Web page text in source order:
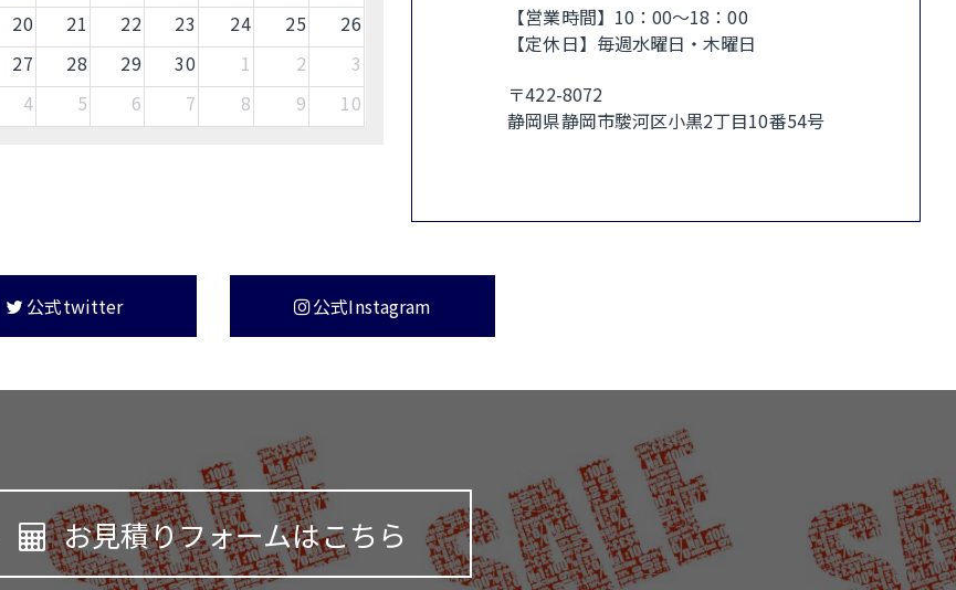
20
21 22 23 24 25
26
27
28 29 30 1 2
3
4
5 6 7 8 9 10
【営業時間】10：00〜18：00
【定休日】毎週水曜日・木曜日
〒422-8072
静岡県静岡市駿河区小黒2丁目10番54号
公式twitter 公式Instagram
お見積りフォームはこちら